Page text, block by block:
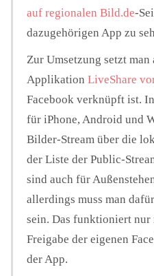
auf regionalen Bild.de-
dazugehörigen App zu
Zur Umsetzung setzt
Applikation LiveShare
Facebook verknüpft ist.
für iPhone, Android und
Bilder-Stream über die
der Liste der Public-
sind auch für
allerdings muss man
sein. Das funktioniert nur
Freigabe der eigenen
der App.